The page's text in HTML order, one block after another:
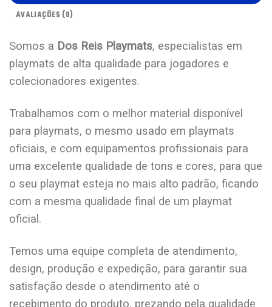
AVALIAÇÕES (0)
Somos a Dos Reis Playmats, especialistas em
playmats de alta qualidade para jogadores e
colecionadores exigentes.
Trabalhamos com o melhor material disponível
para playmats, o mesmo usado em playmats
oficiais, e com equipamentos profissionais para
uma excelente qualidade de tons e cores, para que
o seu playmat esteja no mais alto padrão, ficando
com a mesma qualidade final de um playmat
oficial.
Temos uma equipe completa de atendimento,
design, produção e expedição, para garantir sua
satisfação desde o atendimento até o
recebimento do produto, prezando pela qualidade